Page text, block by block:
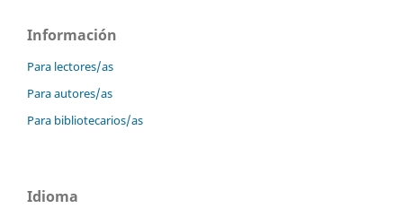
Información
Para lectores/as
Para autores/as
Para bibliotecarios/as
Idioma